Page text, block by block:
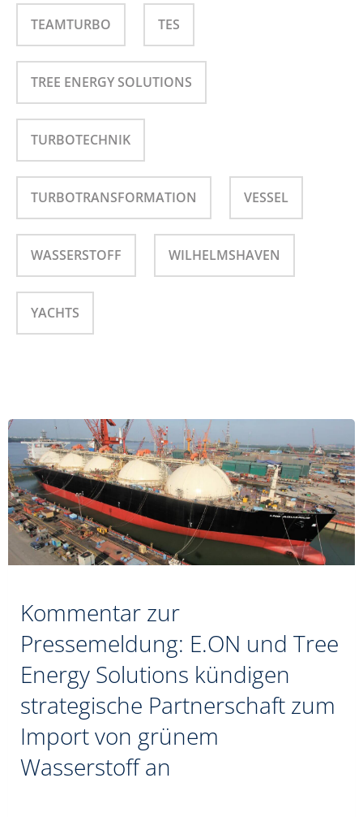
Kommentar zur
Pressemeldung: E.ON und Tree
Energy Solutions kündigen
strategische Partnerschaft zum
Import von grünem
Wasserstoff an
TEAMTURBO TES
TREE ENERGY SOLUTIONS
TURBOTECHNIK
TURBOTRANSFORMATION VESSEL
WASSERSTOFF WILHELMSHAVEN
YACHTS